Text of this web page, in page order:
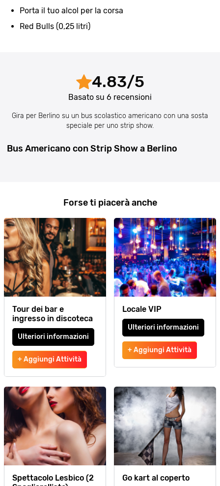
Porta il tuo alcol per la corsa
Red Bulls (0,25 litri)
4.83/5
Basato su 6 recensioni
Gira per Berlino su un bus scolastico americano con una sosta
speciale per uno strip show.
Bus Americano con Strip Show a Berlino
Forse ti piacerà anche
Tour dei bar e
ingresso in discoteca
Ulteriori informazioni
+ Aggiungi Attività
Locale VIP
Ulteriori informazioni
+ Aggiungi Attività
Spettacolo Lesbico (2
Go kart al coperto